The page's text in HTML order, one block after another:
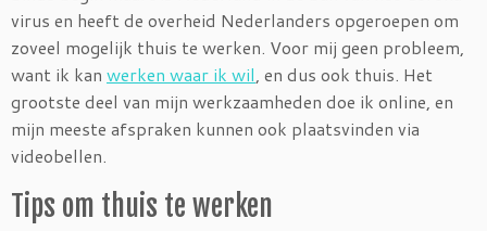
virus en heeft de overheid Nederlanders opgeroepen om
zoveel mogelijk thuis te werken. Voor mij geen probleem,
want ik kan werken waar ik wil, en dus ook thuis. Het
grootste deel van mijn werkzaamheden doe ik online, en
mijn meeste afspraken kunnen ook plaatsvinden via
videobellen.
Tips om thuis te werken